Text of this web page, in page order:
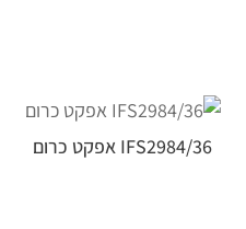
IFS2984/36 אפקט כרום